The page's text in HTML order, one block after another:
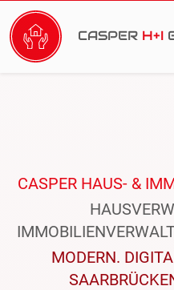
CASPER H+I
CASPER HAUS- &
MODERN.